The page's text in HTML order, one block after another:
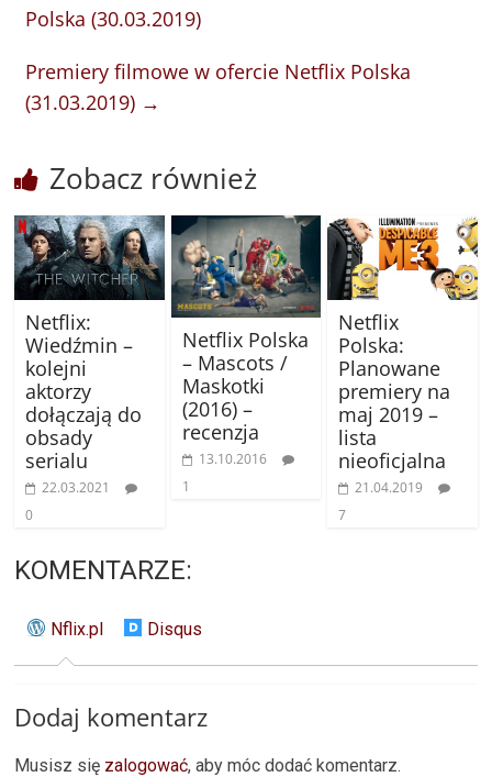
Polska (30.03.2019)
Premiery filmowe w ofercie Netflix Polska
(31.03.2019) →
Zobacz również
Netflix:
Wiedźmin –
kolejni
aktorzy
dołączają do
obsady
serialu
22.03.2021
0
Netflix Polska
– Mascots /
Maskotki
(2016) –
recenzja
13.10.2016
1
Netflix
Polska:
Planowane
premiery na
maj 2019 –
lista
nieoficjalna
21.04.2019
7
KOMENTARZE:
Nflix.pl Disqus
Dodaj komentarz
Musisz się zalogować, aby móc dodać komentarz.